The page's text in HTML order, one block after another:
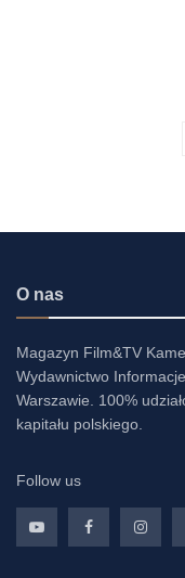
O nas
Magazyn Film&TV
Wydawnictwo
Warszawie. 100%
kapitału polskiego.
Follow us